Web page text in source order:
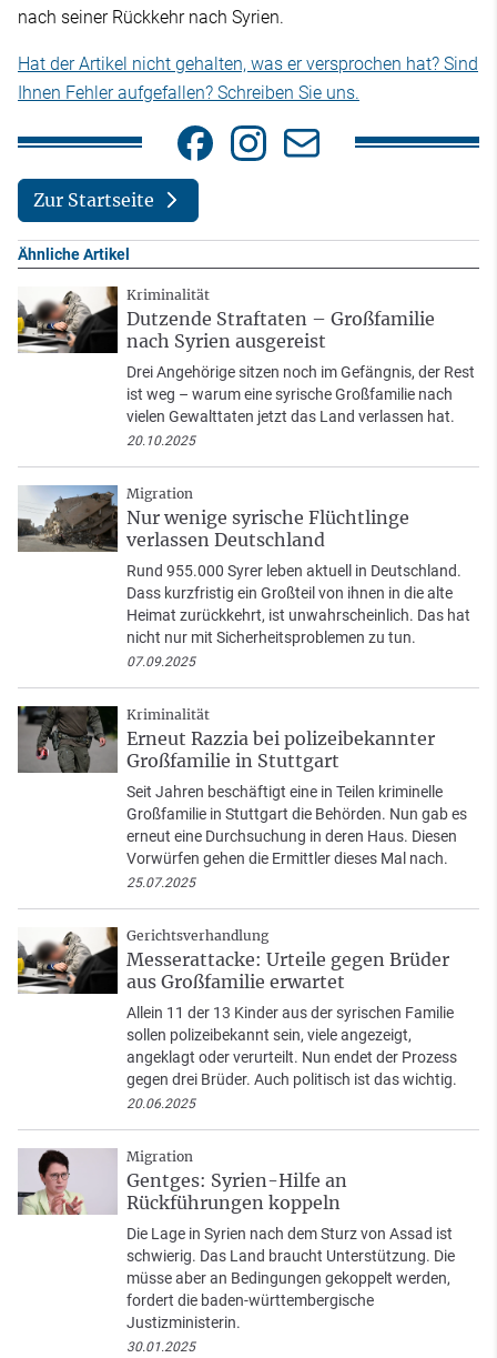
nach seiner Rückkehr nach Syrien.
Hat der Artikel nicht gehalten, was er versprochen hat? Sind
Ihnen Fehler aufgefallen? Schreiben Sie uns.
Zur Startseite
Ähnliche Artikel
Kriminalität
Dutzende Straftaten – Großfamilie
nach Syrien ausgereist
Drei Angehörige sitzen noch im Gefängnis, der Rest
ist weg – warum eine syrische Großfamilie nach
vielen Gewalttaten jetzt das Land verlassen hat.
20.10.2025
Migration
Nur wenige syrische Flüchtlinge
verlassen Deutschland
Rund 955.000 Syrer leben aktuell in Deutschland.
Dass kurzfristig ein Großteil von ihnen in die alte
Heimat zurückkehrt, ist unwahrscheinlich. Das hat
nicht nur mit Sicherheitsproblemen zu tun.
07.09.2025
Kriminalität
Erneut Razzia bei polizeibekannter
Großfamilie in Stuttgart
Seit Jahren beschäftigt eine in Teilen kriminelle
Großfamilie in Stuttgart die Behörden. Nun gab es
erneut eine Durchsuchung in deren Haus. Diesen
Vorwürfen gehen die Ermittler dieses Mal nach.
25.07.2025
Gerichtsverhandlung
Messerattacke: Urteile gegen Brüder
aus Großfamilie erwartet
Allein 11 der 13 Kinder aus der syrischen Familie
sollen polizeibekannt sein, viele angezeigt,
angeklagt oder verurteilt. Nun endet der Prozess
gegen drei Brüder. Auch politisch ist das wichtig.
20.06.2025
Migration
Gentges: Syrien-Hilfe an
Rückführungen koppeln
Die Lage in Syrien nach dem Sturz von Assad ist
schwierig. Das Land braucht Unterstützung. Die
müsse aber an Bedingungen gekoppelt werden,
fordert die baden-württembergische
Justizministerin.
30.01.2025